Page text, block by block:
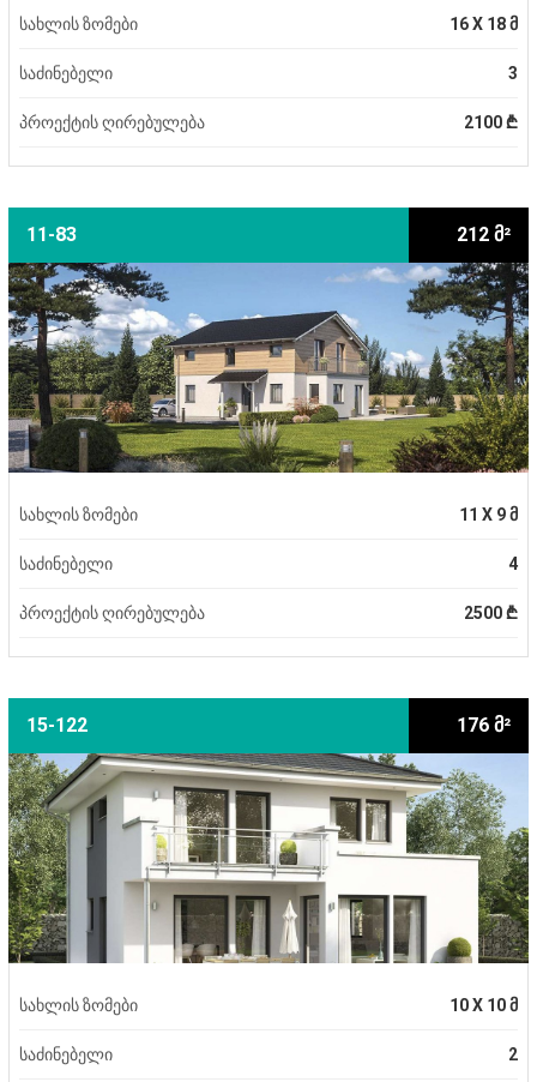
სახლის ზომები 16 X 18 მ
საძინებელი 3
პროექტის ღირებულება 2100 ₾
11-83 212 მ²
სახლის ზომები 11 X 9 მ
საძინებელი 4
პროექტის ღირებულება 2500 ₾
15-122 176 მ²
სახლის ზომები 10 X 10 მ
საძინებელი 2